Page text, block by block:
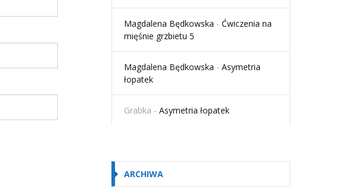
Magdalena Będkowska - Ćwiczenia na
mięśnie grzbietu 5
Magdalena Będkowska - Asymetria
łopatek
Grabka - Asymetria łopatek
ARCHIWA